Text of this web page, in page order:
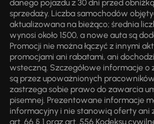
danego pojazdu z 30 dni przed
sprzedaży. Liczba samochodów
aktualizowana na bieżąco; średnia
wynosi około 1500, a nowe auta są
Promocji nie można łączyć z innymi
promocjami ani rabatami, ani
wsteczną. Szczegółowe informacje o
są przez upoważnionych
zastrzega sobie prawo do zawarcia
pisemnej. Prezentowane informacje
informacyjny i nie stanowią oferty ani
art. 66 § 1 oraz art. 556 Kodeksu